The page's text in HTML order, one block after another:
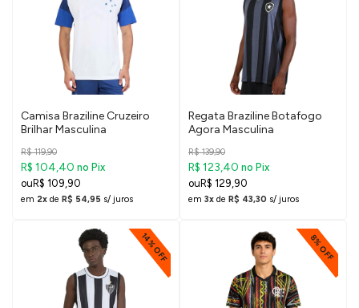
Camisa Braziline Cruzeiro
Brilhar Masculina
R$ 119,90
R$ 104,40 no Pix
R$ 109,90
em 2x de R$ 54,95 s/ juros
Regata Braziline Botafogo
Agora Masculina
R$ 139,90
R$ 123,40 no Pix
R$ 129,90
em 3x de R$ 43,30 s/ juros
14% OFF 8% OFF